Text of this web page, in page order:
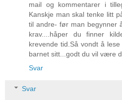
mail og kommentarer i
Kanskje man skal tenke litt
til andre- før man begynner
krav....håper du finner
krevende tid.Så vondt å
barnet sitt...godt du vil være
Svar
Svar